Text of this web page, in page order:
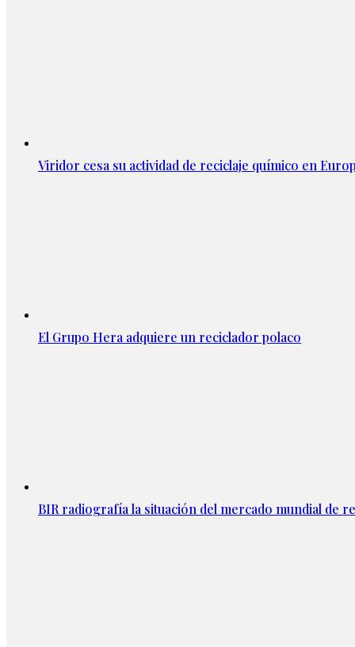
Viridor cesa su actividad de reciclaje químico en
El Grupo Hera adquiere un reciclador polaco
BIR radiografía la situación del mercado mundial de